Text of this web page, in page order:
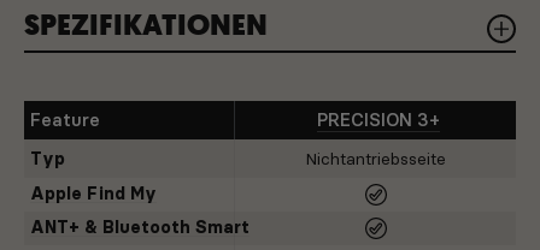
APPLES „WO IST?“
Sie können stets entspannt sein, denn Sie
befindet.
BATTERIELEBENSDAUER
Mit einer Batterielebensdauer von bis zu
800 Stunden müssen Sie sich jahrelang keine
SPEZIFIKATIONEN
Feature PRECISION 3+
Typ
Nichtantriebsseite
Apple Find My
ANT+ & Bluetooth Smart